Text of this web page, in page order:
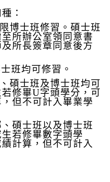
：
博士班修習。碩士班
所辦公室領同意書
所長簽章同意後方
班均可修習。
碩士班及博士班均可
修畢U字頭學分，可
但不可計入畢業學
碩士班以及博士班
若修畢數字頭學
計算，但不可計入